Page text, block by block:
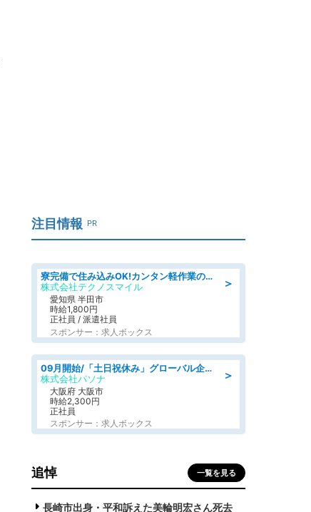
注目情報 PR
＞
寮完備で住み込みOK!カンタン軽作業のお仕事 denso aichi
株式会社テクノスマイル
愛知県 半田市
時給1,800円
正社員 / 派遣社員
スポンサー：求人ボックス
＞
09月開始/「土日祝休み」グローバル企業での産業保健のお仕事/保健師/高時給/残業なし/服装自由
株式会社パソナ
大阪府 大阪市
時給2,300円
正社員
スポンサー：求人ボックス
追悼 一覧を見る
長崎市出身・平和訴えた美輪明宏さん死去